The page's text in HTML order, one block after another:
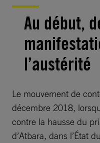
Au début,
l’austérité
Le mouvement de
décembre 2018,
contre la hausse du
d’Atbara, dans l’État